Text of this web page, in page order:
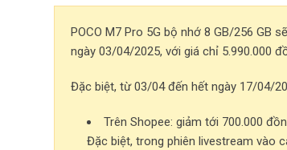
POCO M7 Pro 5G bộ nhớ 8 GB/256
ngày 03/04/2025, với giá chỉ 5.990.000
Đặc biệt, từ 03/04 đến hết ngày 17/04/
Trên Shopee: giảm tới 700.000
Đặc biệt, trong phiên livestream vào